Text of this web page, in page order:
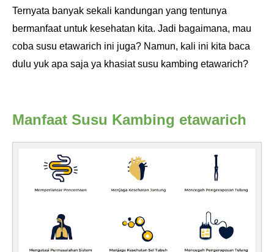
Ternyata banyak sekali kandungan yang tentunya
bermanfaat untuk kesehatan kita. Jadi bagaimana, mau
coba susu etawarich ini juga? Namun, kali ini kita baca
dulu yuk apa saja ya khasiat susu kambing etawarich?
Manfaat Susu Kambing etawarich